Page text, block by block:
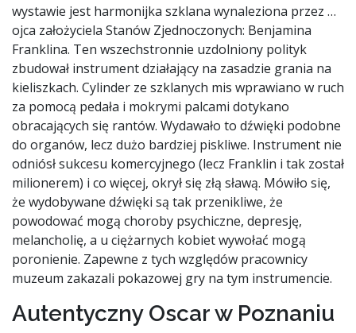
wystawie jest harmonijka szklana wynaleziona przez …
ojca założyciela Stanów Zjednoczonych: Benjamina
Franklina. Ten wszechstronnie uzdolniony polityk
zbudował instrument działający na zasadzie grania na
kieliszkach. Cylinder ze szklanych mis wprawiano w ruch
za pomocą pedała i mokrymi palcami dotykano
obracających się rantów. Wydawało to dźwięki podobne
do organów, lecz dużo bardziej piskliwe. Instrument nie
odniósł sukcesu komercyjnego (lecz Franklin i tak został
milionerem) i co więcej, okrył się złą sławą. Mówiło się,
że wydobywane dźwięki są tak przenikliwe, że
powodować mogą choroby psychiczne, depresję,
melancholię, a u ciężarnych kobiet wywołać mogą
poronienie. Zapewne z tych względów pracownicy
muzeum zakazali pokazowej gry na tym instrumencie.
Autentyczny Oscar w Poznaniu